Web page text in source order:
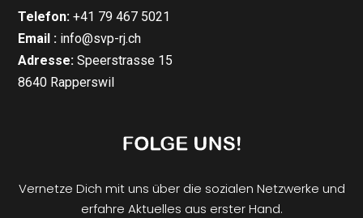
Telefon: +41 79 467 5021
Email : info@svp-rj.ch
Adresse: Speerstrasse 15
8640 Rapperswil
Vernetze Dich mit uns über die sozialen Netzwerke und
erfahre Aktuelles aus erster Hand.